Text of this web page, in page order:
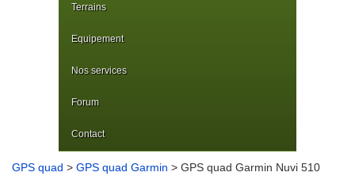
Terrains
Equipement
Nos services
Forum
Contact
GPS quad > GPS quad Garmin > GPS quad Garmin Nuvi 510